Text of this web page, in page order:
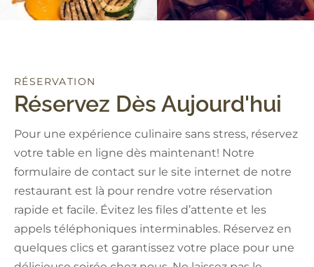
RÉSERVATION
Réservez Dès Aujourd'hui
Pour une expérience culinaire sans stress, réservez
votre table en ligne dès maintenant! Notre
formulaire de contact sur le site internet de notre
restaurant est là pour rendre votre réservation
rapide et facile. Évitez les files d’attente et les
appels téléphoniques interminables. Réservez en
quelques clics et garantissez votre place pour une